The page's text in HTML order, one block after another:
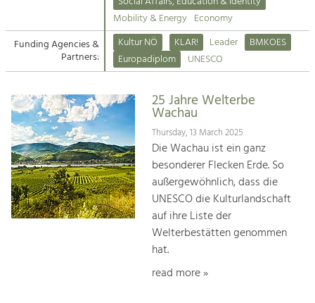
Suche
Impressum
Kontakt
Tourism
Offer Development and Positioning
Art & Culture
Crafts, Science and Research.
Social Affairs, Education
& Identity
Equality, Youth and Integration.
Climate Change, Public Transport and
Mobility & Energy Economy
Funding Agencies &
Partners:
Kultur NÖ KLAR! Leader
BMKOES
Europadiplom
UNESCO
25 Jahre Welterbe
Wachau
Thursday, 13 March 2025
Die Wachau ist ein ganz
besonderer Flecken Erde. So
außergewöhnlich, dass die
UNESCO die Kulturlandschaft
auf ihre Liste der
Welterbestätten genommen
hat.
read more »